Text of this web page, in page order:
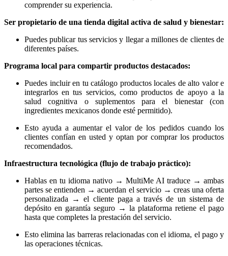
comprender su experiencia.
Ser propietario de una tienda digital activa de salud y bienestar:
Puedes publicar tus servicios y llegar a millones de clientes de
diferentes países.
Programa local para compartir productos destacados:
Puedes incluir en tu catálogo productos locales de alto valor e
integrarlos en tus servicios, como productos de apoyo a la
salud cognitiva o suplementos para el bienestar (con
ingredientes mexicanos donde esté permitido).
Esto ayuda a aumentar el valor de los pedidos cuando los
clientes confían en usted y optan por comprar los productos
recomendados.
Infraestructura tecnológica (flujo de trabajo práctico):
Hablas en tu idioma nativo → MultiMe AI traduce → ambas
partes se entienden → acuerdan el servicio → creas una oferta
personalizada → el cliente paga a través de un sistema de
depósito en garantía seguro → la plataforma retiene el pago
hasta que completes la prestación del servicio.
Esto elimina las barreras relacionadas con el idioma, el pago y
las operaciones técnicas.